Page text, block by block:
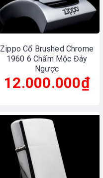
Zippo Cổ Brushed Chrome
1960 6 Chấm Mộc Đáy
Ngược
12.000.000₫